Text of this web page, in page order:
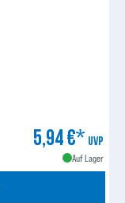
5,94 €* UVP
Auf Lager